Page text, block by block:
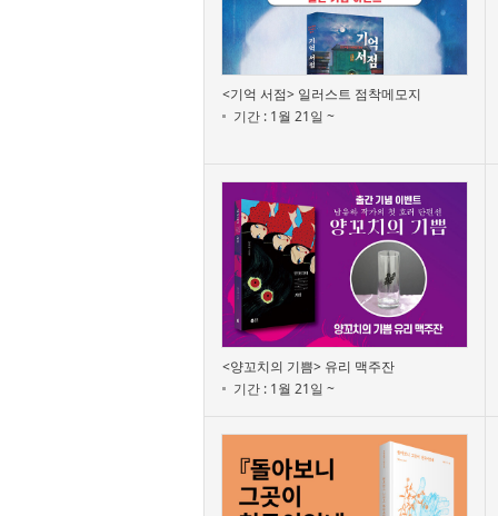
<기억 서점> 일러스트 점착메모지
기간 : 1월 21일 ~
<양꼬치의 기쁨> 유리 맥주잔
기간 : 1월 21일 ~